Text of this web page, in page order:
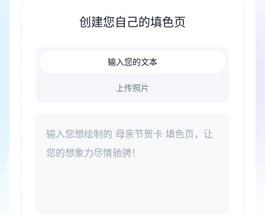
写下祝福。无论是周末一起做手作，还是节日前悄悄
准备惊喜，这份母亲节贺卡填色书都能让房间里的气
氛变得更亲近、更温柔。
创建您自己的填色页
输入您的文本
上传照片